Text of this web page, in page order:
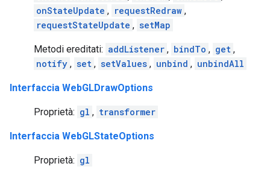
onStateUpdate , requestRedraw ,
requestStateUpdate , setMap
Metodi ereditati: addListener , bindTo , get ,
notify , set , setValues , unbind , unbindAll
Interfaccia WebGLDrawOptions
Proprietà: gl , transformer
Interfaccia WebGLStateOptions
Proprietà: gl